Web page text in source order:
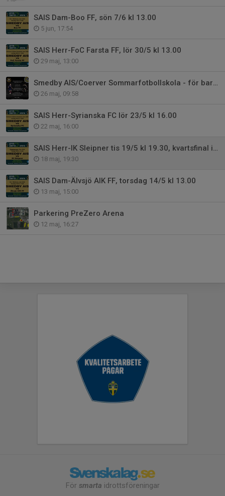
SAIS Dam-Boo FF, sön 7/6 kl 13.00
5 jun, 17:54
SAIS Herr-FoC Farsta FF, lör 30/5 kl 13.00
29 maj, 13:00
Smedby AIS/Coerver Sommarfotbollskola - för barn födda 2014-2019
26 maj, 09:58
SAIS Herr-Syrianska FC lör 23/5 kl 16.00
22 maj, 16:00
SAIS Herr-IK Sleipner tis 19/5 kl 19.30, kvartsfinal i Östgötacupen
18 maj, 19:30
SAIS Dam-Älvsjö AIK FF, torsdag 14/5 kl 13.00
13 maj, 15:00
Parkering PreZero Arena
12 maj, 16:27
För smarta idrottsföreningar